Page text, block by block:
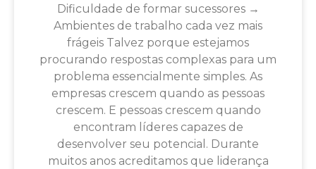
Dificuldade de formar sucessores →
Ambientes de trabalho cada vez mais
frágeis Talvez porque estejamos
procurando respostas complexas para um
problema essencialmente simples. As
empresas crescem quando as pessoas
crescem. E pessoas crescem quando
encontram líderes capazes de
desenvolver seu potencial. Durante
muitos anos acreditamos que liderança